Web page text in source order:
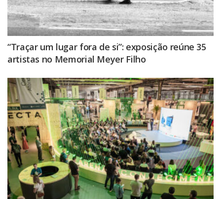
“Traçar um lugar fora de si”: exposição reúne 35
artistas no Memorial Meyer Filho